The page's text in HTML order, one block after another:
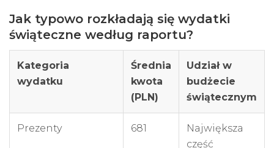
Jak typowo rozkładają się wydatki
świąteczne według raportu?
Kategoria
wydatku
Średnia
kwota
(PLN)
Udział w
budżecie
świątecznym
Prezenty 681
Największa
część